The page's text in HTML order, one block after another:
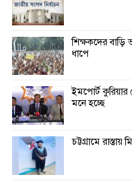
শিক্ষকদের
ধাপে
ইমপোর্ট
মনে হচ্ছে
চট্টগ্রামে